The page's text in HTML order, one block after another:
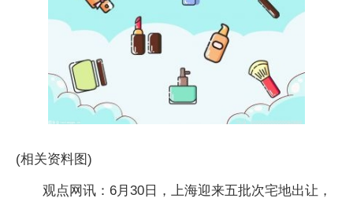
(相关资料图)
观点网讯：6月30日，上海迎来五批次宅地出让，